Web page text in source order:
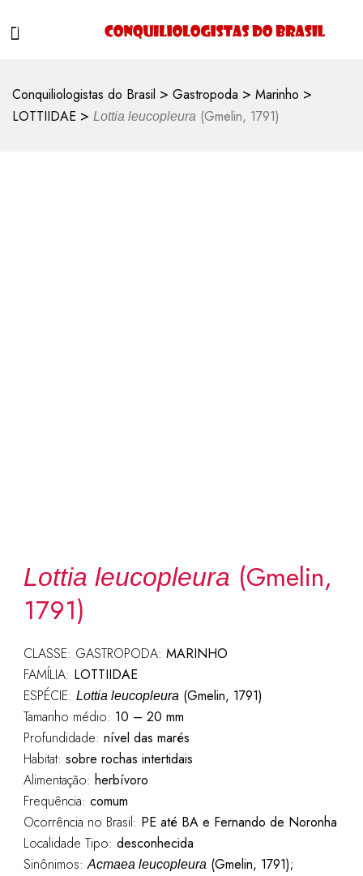
Conquiliologistas do Brasil > Gastropoda > Marinho >
LOTTIIDAE > Lottia leucopleura (Gmelin, 1791)
Lottia leucopleura (Gmelin,
1791)
CLASSE: GASTROPODA: MARINHO
FAMÍLIA: LOTTIIDAE
ESPÉCIE: Lottia leucopleura(Gmelin, 1791)
Tamanho médio: 10 – 20 mm
Profundidade: nível das marés
Habitat: sobre rochas intertidais
Alimentação: herbívoro
Frequência: comum
Ocorrência no Brasil: PE até BA e Fernando de Noronha
Localidade Tipo: desconhecida
Sinônimos:Acmaea leucopleura(Gmelin, 1791);